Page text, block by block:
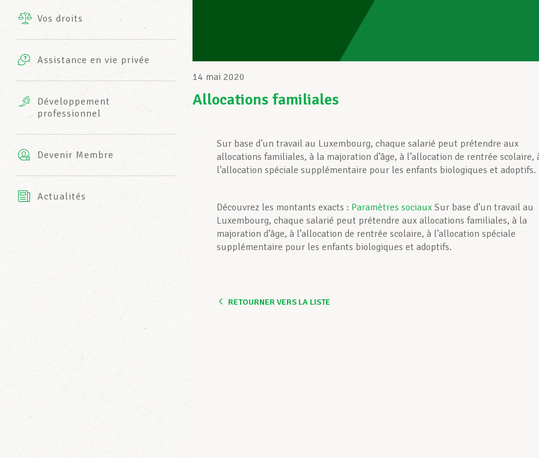
INFO-CENTER
Vos droits
Assistance en vie privée
complémentaires
AXA
Développement
professionnel
Devenir Membre
Actualités
14 mai 2020
Allocations familiales
Sur base d’un travail au Luxembourg, chaque salarié peut prétendre aux
allocations familiales, à la majoration d’âge, à l’allocation de rentrée scolaire,
l’allocation spéciale supplémentaire pour les enfants biologiques et adoptifs.
Découvrez les montants exacts : Paramètres sociaux Sur base d’un travail au
Luxembourg, chaque salarié peut prétendre aux allocations familiales, à la
majoration d’âge, à l’allocation de rentrée scolaire, à l’allocation spéciale
supplémentaire pour les enfants biologiques et adoptifs.
RETOURNER VERS LA LISTE